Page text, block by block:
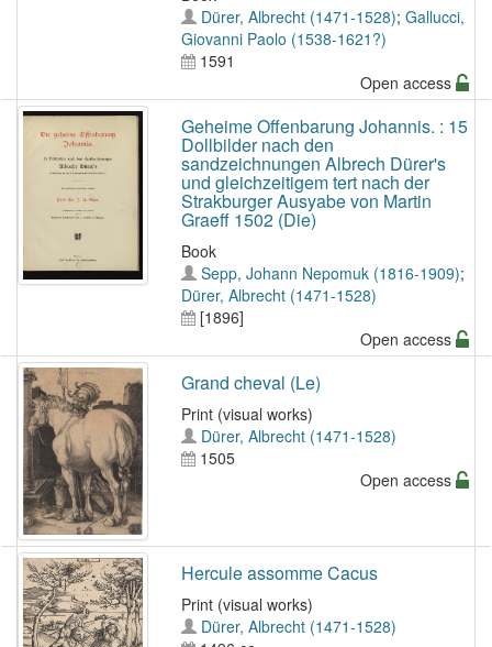
Dürer, Albrecht (1471-1528); Gallucci,
Giovanni Paolo (1538-1621?)
1591
Open access
Geheime Offenbarung Johannis. : 15
Dollbilder nach den
sandzeichnungen Albrech Dürer's
und gleichzeitigem tert nach der
Strakburger Ausyabe von Martin
Graeff 1502 (Die)
Book
Sepp, Johann Nepomuk (1816-1909);
Dürer, Albrecht (1471-1528)
[1896]
Open access
Grand cheval (Le)
Print (visual works)
Dürer, Albrecht (1471-1528)
1505
Open access
Hercule assomme Cacus
Print (visual works)
Dürer, Albrecht (1471-1528)